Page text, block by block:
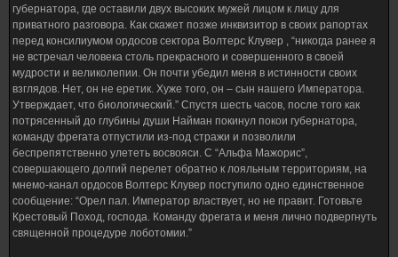
губернатора, где оставили двух высоких мужей лицом к лицу для
приватного разговора. Как скажет позже инквизитор в своих рапортах
перед консилиумом ордосов сектора Волтерс Клувер , “никогда ранее я
не встречал человека столь прекрасного и совершенного в своей
мудрости и великолепии. Он почти убедил меня в истинности своих
взглядов. Нет, он не еретик. Хуже того, он – сын нашего Императора.
Утверждает, что биологический.” Спустя шесть часов, после того как
потрясенный до глубины души Найман покинул покои губернатора,
команду фрегата отпустили из-под стражи и позволили
беспрепятственно улететь восвояси. С “Альфа Мажорис”,
совершающего долгий перелет обратно к лояльным территориям, на
мнемо-канал ордосов Волтерс Клувер поступило одно единственное
сообщение: “Орел пал. Император властвует, но не правит. Готовьте
Крестовый Поход, господа. Команду фрегата и меня лично подвергнуть
священной процедуре лоботомии.”